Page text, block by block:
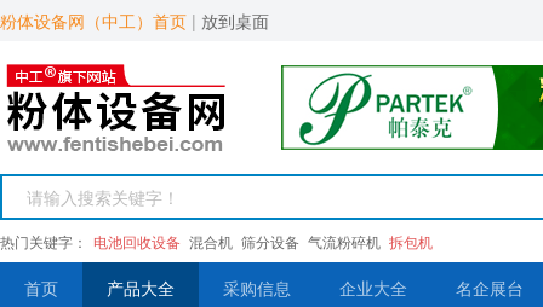
粉体设备网（中工）首页 | 放到桌面
热门关键字： 电池回收设备 混合机 筛分设备 气流粉碎机 拆包机
首页 产品大全 采购信息 企业大全 名企展台